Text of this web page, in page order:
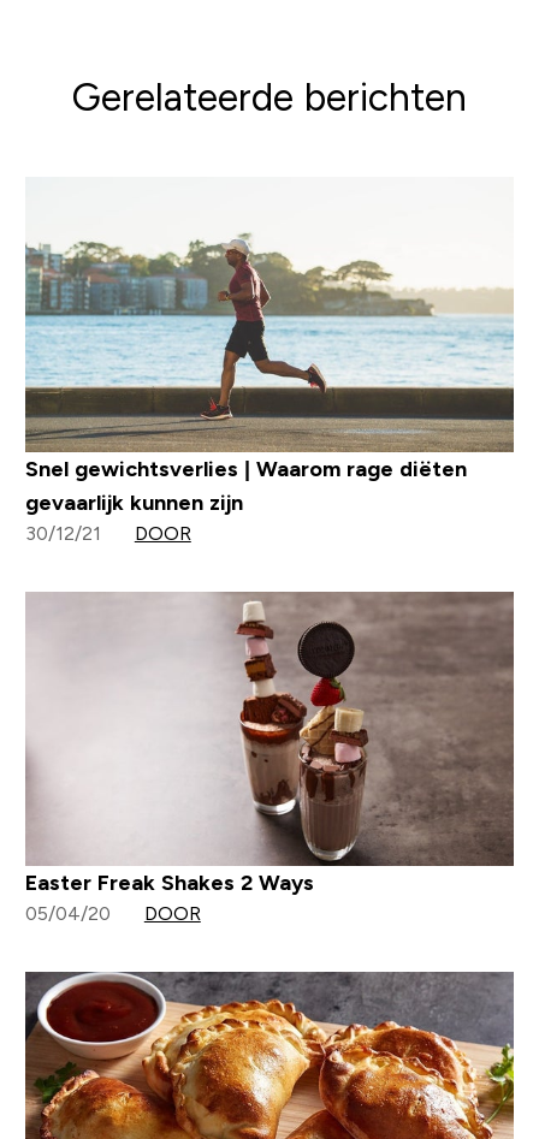
Gerelateerde berichten
Snel gewichtsverlies | Waarom rage diëten
gevaarlijk kunnen zijn
30/12/21 DOOR
Easter Freak Shakes 2 Ways
05/04/20 DOOR